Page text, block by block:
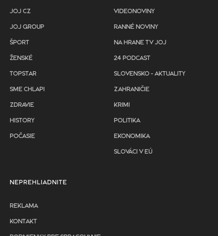
JOJ CZ
JOJ GROUP
ŠPORT
ŽENSKÉ
TOPSTAR
SME CHLAPI
ZDRAVIE
HISTORY
POČASIE
VIDEONOVINY
RANNÉ NOVINY
NA HRANE TV JOJ
24 PODCAST
SLOVENSKO - AKTUALITY
ZAHRANIČIE
KRIMI
POLITIKA
EKONOMIKA
SLOVÁCI V EÚ
NEPREHLIADNITE
REKLAMA
KONTAKT